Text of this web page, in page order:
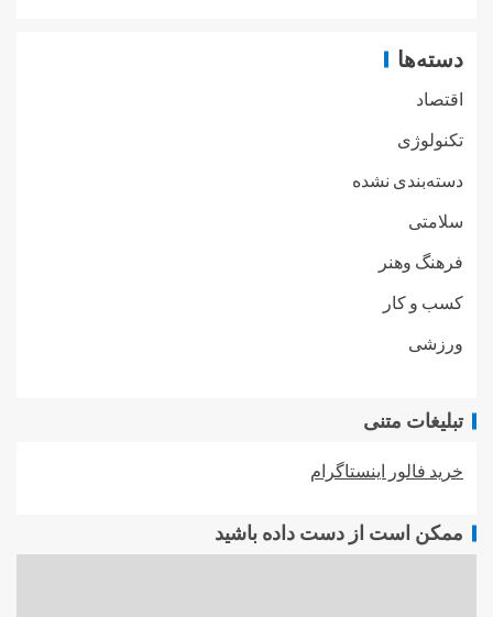
دسته‌ها
اقتصاد
تکنولوژی
دسته‌بندی نشده
سلامتی
فرهنگ وهنر
کسب و کار
ورزشی
تبلیغات متنی
خرید فالور اینستاگرام
ممکن است از دست داده باشید